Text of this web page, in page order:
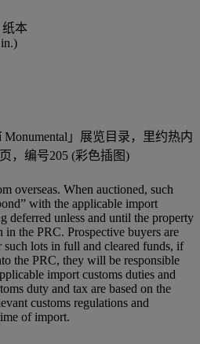
本
Monumental」展览目录，里约热内
，编号205 (彩色插图)
overseas. When auctioned, such
with the applicable import
deferred unless and until the property
the PRC. Prospective buyers are
lots in full and cleared funds, if
the PRC, they will be responsible
import customs duties and
duty and tax are based on the
customs regulations and
of import.